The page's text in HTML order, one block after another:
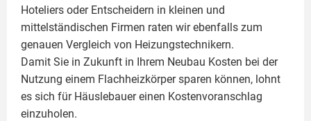
Hoteliers oder Entscheidern in kleinen und
mittelständischen Firmen raten wir ebenfalls zum
genauen Vergleich von Heizungstechnikern.
Damit Sie in Zukunft in Ihrem Neubau Kosten bei der
Nutzung einem Flachheizkörpersparen können, lohnt
es sich für Häuslebauer einen Kostenvoranschlag
einzuholen.